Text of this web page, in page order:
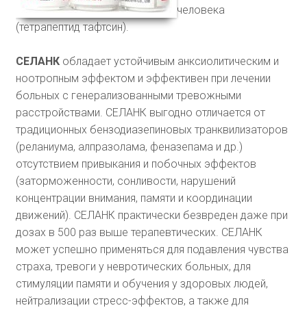
человека
(тетрапептид тафтсин).
СЕЛАНКобладает устойчивым анксиолитическим и
ноотропным эффектом и эффективен при лечении
больных с генерализованными тревожными
расстройствами. СЕЛАНК выгодно отличается от
традиционных бензодиазепиновых транквилизаторов
(реланиума, алпразолама, феназепама и др.)
отсутствием привыкания и побочных эффектов
(заторможенности, сонливости, нарушений
концентрации внимания, памяти и координации
движений). СЕЛАНК практически безвреден даже при
дозах в 500 раз выше терапевтических. СЕЛАНК
может успешно применяться для подавления чувства
страха, тревоги у невротических больных, для
стимуляции памяти и обучения у здоровых людей,
нейтрализации стресс-эффектов, а также для